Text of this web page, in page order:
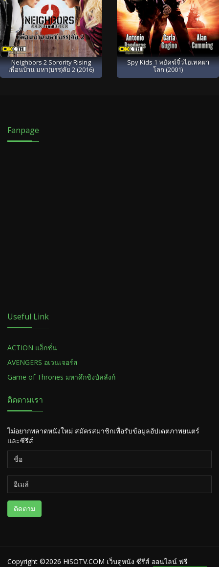
Neighbors 2 Sorority Rising
เพื่อนบ้าน มหา(บรร)ลัย 2 (2016)
Spy Kids 1 พยัคฆ์จิ๋วไฮเทคผ่า
โลก (2001)
Fanpage
Useful Link
ACTION แอ็กชั่น
AVENGERS อเวนเจอร์ส
Game of Thrones มหาศึกชิงบัลลังก์
ติดตามเรา
ไม่อยากพลาดหนังใหม่ สมัครสมาชิกเพื่อรับข้อมูลอัปเดตภาพยนตร์
และซีรีส์
ติดตาม
Copyright ©2026 HiSOTV.COM เว็บดูหนัง ซีรีส์ ออนไลน์ ฟรี